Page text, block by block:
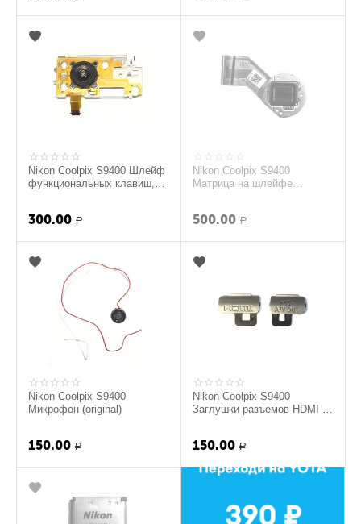
Nikon Coolpix S9400 Шлейф
функциональных клавиш,
300.00 Р
Nikon Coolpix S9400
Матрица на шлейфе
500.00 Р
Nikon Coolpix S9400
Микрофон (original)
150.00 Р
Nikon Coolpix S9400
Заглушки разъемов HDMI и
150.00 Р